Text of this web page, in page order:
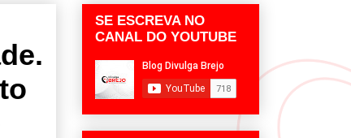
SE ESCREVA NO
CANAL DO YOUTUBE